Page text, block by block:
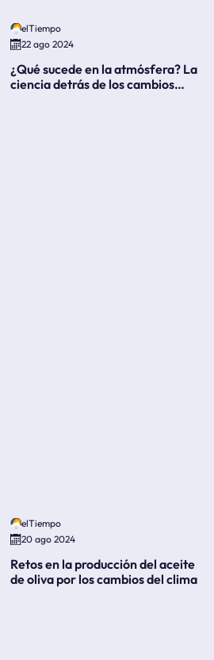
elTiempo
22 ago 2024
¿Qué sucede en la atmósfera? La
ciencia detrás de los cambios
elTiempo
20 ago 2024
Retos en la producción del aceite
de oliva por los cambios del clima